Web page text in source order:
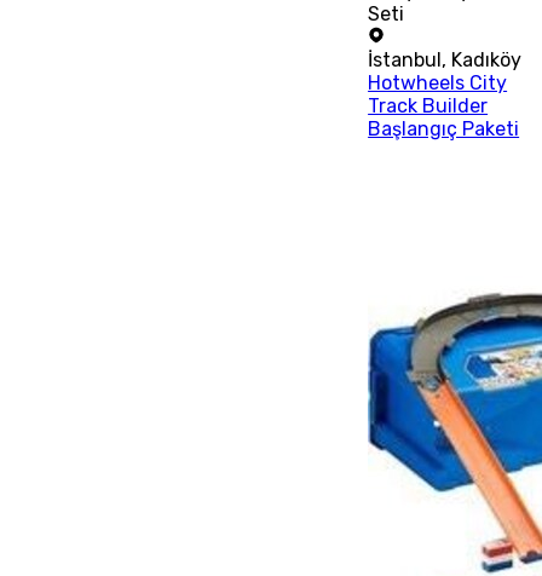
Seti
İstanbul, Kadıköy
Hotwheels City
Track Builder
Başlangıç Paketi